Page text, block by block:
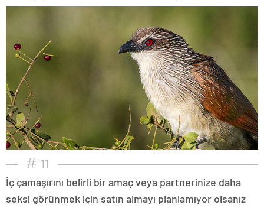
11
İç çamaşırını belirli bir amaç veya partnerinize daha
seksi görünmek için satın almayı planlamıyor olsanız